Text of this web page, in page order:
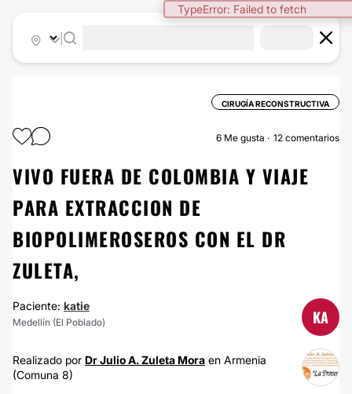
TypeError: Failed to fetch
CIRUGÍA RECONSTRUCTIVA
6 Me gusta 12 comentarios
VIVO FUERA DE COLOMBIA Y VIAJE
PARA EXTRACCION DE
BIOPOLIMEROSEROS CON EL DR
ZULETA,
Paciente: katie
Medellín (El Poblado) KA
Realizado por Dr Julio A. Zuleta Mora en Armenia
(Comuna 8)